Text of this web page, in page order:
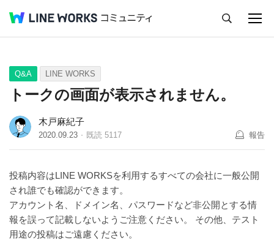
Q&A Tips Ideas
Q&A LINE WORKS
トークの画面が表示されません。
木戸麻紀子
2020.09.23 既読 5117 報告
投稿内容はLINE WORKSを利用するすべての会社に一般公開
され誰でも確認ができます。
アカウント名、ドメイン名、パスワードなど非公開とする情
報を誤って記載しないようご注意ください。 その他、テスト
用途の投稿はご遠慮ください。